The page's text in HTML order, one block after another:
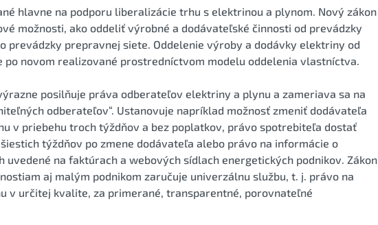
hlavne na podporu liberalizácie trhu s elektrinou a plynom. Nový zákon
možnosti, ako oddeliť výrobné a dodávateľské činnosti od prevádzky
prevádzky prepravnej siete. Oddelenie výroby a dodávky elektriny od
po novom realizované prostredníctvom modelu oddelenia vlastníctva.
posilňuje práva odberateľov elektriny a plynu a zameriava sa na
odberateľov“. Ustanovuje napríklad možnosť zmeniť dodávateľa
v priebehu troch týždňov a bez poplatkov, právo spotrebiteľa dostať
týždňov po zmene dodávateľa alebo právo na informácie o
na faktúrach a webových sídlach energetických podnikov. Zákon
aj malým podnikom zaručuje univerzálnu službu, t. j. právo na
v určitej kvalite, za primerané, transparentné, porovnateľné